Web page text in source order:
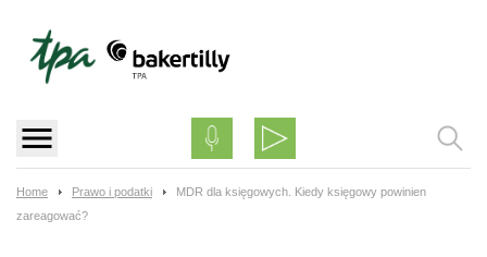
content
Home Prawo i podatki
MDR dla księgowych. Kiedy księgowy powinien
zareagować?